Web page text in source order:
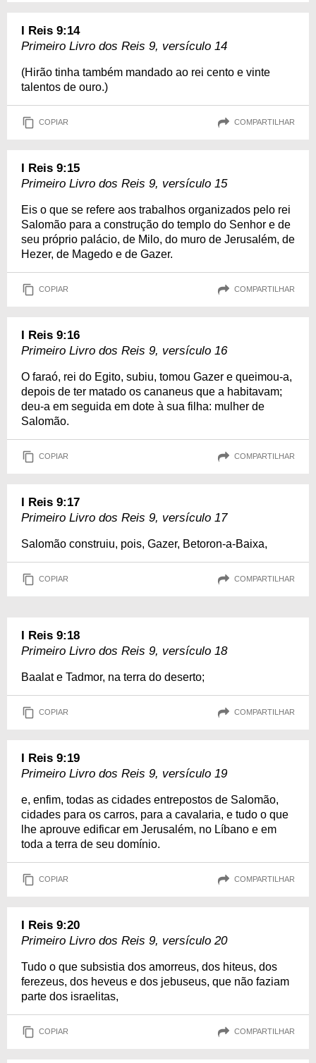
I Reis 9:14
Primeiro Livro dos Reis 9, versículo 14
(Hirão tinha também mandado ao rei cento e vinte
talentos de ouro.)
COPIAR COMPARTILHAR
I Reis 9:15
Primeiro Livro dos Reis 9, versículo 15
Eis o que se refere aos trabalhos organizados pelo rei
Salomão para a construção do templo do Senhor e de
seu próprio palácio, de Milo, do muro de Jerusalém, de
Hezer, de Magedo e de Gazer.
COPIAR COMPARTILHAR
I Reis 9:16
Primeiro Livro dos Reis 9, versículo 16
O faraó, rei do Egito, subiu, tomou Gazer e queimou-a,
depois de ter matado os cananeus que a habitavam;
deu-a em seguida em dote à sua filha: mulher de
Salomão.
COPIAR COMPARTILHAR
I Reis 9:17
Primeiro Livro dos Reis 9, versículo 17
Salomão construiu, pois, Gazer, Betoron-a-Baixa,
COPIAR COMPARTILHAR
I Reis 9:18
Primeiro Livro dos Reis 9, versículo 18
Baalat e Tadmor, na terra do deserto;
COPIAR COMPARTILHAR
I Reis 9:19
Primeiro Livro dos Reis 9, versículo 19
e, enfim, todas as cidades entrepostos de Salomão,
cidades para os carros, para a cavalaria, e tudo o que
lhe aprouve edificar em Jerusalém, no Líbano e em
toda a terra de seu domínio.
COPIAR COMPARTILHAR
I Reis 9:20
Primeiro Livro dos Reis 9, versículo 20
Tudo o que subsistia dos amorreus, dos hiteus, dos
ferezeus, dos heveus e dos jebuseus, que não faziam
parte dos israelitas,
COPIAR COMPARTILHAR